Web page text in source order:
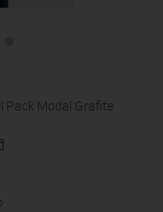
Pack Modal Grafite